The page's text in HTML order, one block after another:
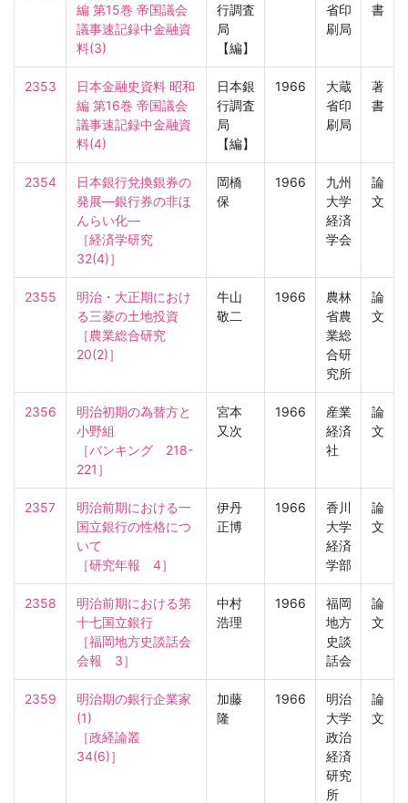
編 第15巻 帝国議会
議事速記録中金融資
料(3)
行調査
局
【編】
省印
刷局
書
2353
日本金融史資料 昭和
編 第16巻 帝国議会
議事速記録中金融資
料(4)
日本銀
行調査
局
【編】
1966
大蔵
省印
刷局
著
書
2354
日本銀行兌換銀券の
発展―銀行券の非ほ
んらい化―
［経済学研究
32(4)］
岡橋
保
1966
九州
大学
経済
学会
論
文
2355
明治・大正期におけ
る三菱の土地投資
［農業総合研究
20(2)］
牛山
敬二
1966
農林
省農
業総
合研
究所
論
文
2356
明治初期の為替方と
小野組
［バンキング　218-
221］
宮本
又次
1966
産業
経済
社
論
文
2357
明治前期における一
国立銀行の性格につ
いて
［研究年報　4］
伊丹
正博
1966
香川
大学
経済
学部
論
文
2358
明治前期における第
十七国立銀行
［福岡地方史談話会
会報　3］
中村
浩理
1966
福岡
地方
史談
話会
論
文
2359
明治期の銀行企業家
(1)
［政経論叢
34(6)］
加藤
隆
1966
明治
大学
政治
経済
研究
所
論
文